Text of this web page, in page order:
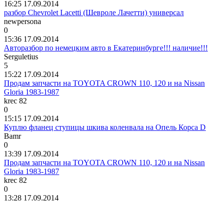
16:25 17.09.2014
разбор Chevrolet Lacetti (Шевроле Лачетти) универсал
newpersona
0
15:36 17.09.2014
Авторазбор по немецким авто в Екатеринбурге!!! наличие!!!
Serguletius
5
15:22 17.09.2014
Продам запчасти на TOYOTA CROWN 110, 120 и на Nissan
Gloria 1983-1987
krec 82
0
15:15 17.09.2014
Куплю фланец ступицы шкива коленвала на Опель Корса D
Bamr
0
13:39 17.09.2014
Продам запчасти на TOYOTA CROWN 110, 120 и на Nissan
Gloria 1983-1987
krec 82
0
13:28 17.09.2014